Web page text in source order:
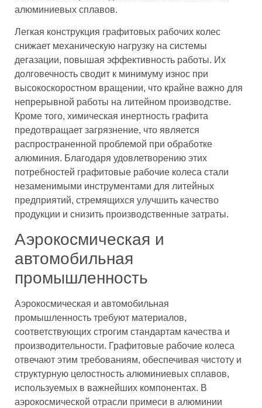
алюминиевых сплавов.
Легкая конструкция графитовых рабочих колес
снижает механическую нагрузку на системы
дегазации, повышая эффективность работы. Их
долговечность сводит к минимуму износ при
высокоскоростном вращении, что крайне важно для
непрерывной работы на литейном производстве.
Кроме того, химическая инертность графита
предотвращает загрязнение, что является
распространенной проблемой при обработке
алюминия. Благодаря удовлетворению этих
потребностей графитовые рабочие колеса стали
незаменимыми инструментами для литейных
предприятий, стремящихся улучшить качество
продукции и снизить производственные затраты.
Аэрокосмическая и
автомобильная
промышленность
Аэрокосмическая и автомобильная
промышленность требуют материалов,
соответствующих строгим стандартам качества и
производительности. Графитовые рабочие колеса
отвечают этим требованиям, обеспечивая чистоту и
структурную целостность алюминиевых сплавов,
используемых в важнейших компонентах. В
аэрокосмической отрасли примеси в алюминии